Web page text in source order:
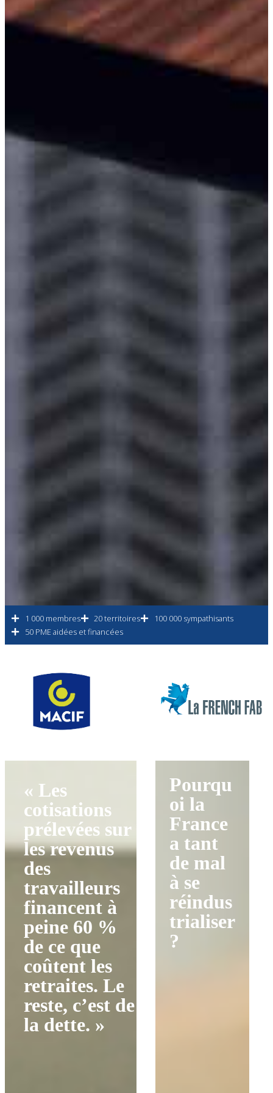
1 000 membres 20 territoires
100 000 sympathisants
50 PME aidées et financées
« Les
cotisations
prélevées sur
les revenus
des
travailleurs
financent à
peine 60 %
de ce que
coûtent les
retraites. Le
reste, c’est de
la dette. »
Pourqu
oi la
France
a tant
de mal
à se
réindus
trialiser
?